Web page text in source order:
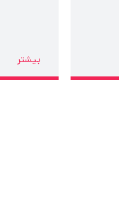
بیشتر